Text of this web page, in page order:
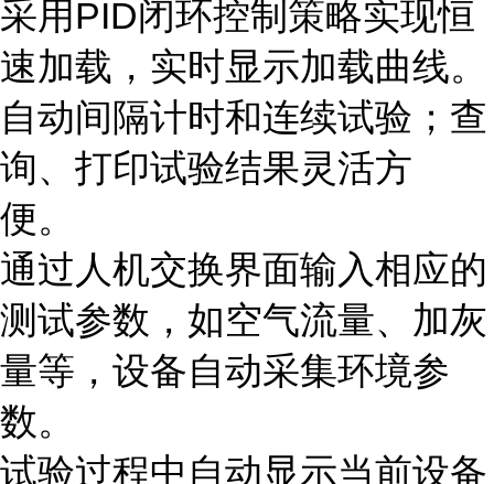
采用PID闭环控制策略实现恒
速加载，实时显示加载曲线。
自动间隔计时和连续试验；查
询、打印试验结果灵活方
便。
通过人机交换界面输入相应的
测试参数，如空气流量、加灰
量等，设备自动采集环境参
数。
试验过程中自动显示当前设备